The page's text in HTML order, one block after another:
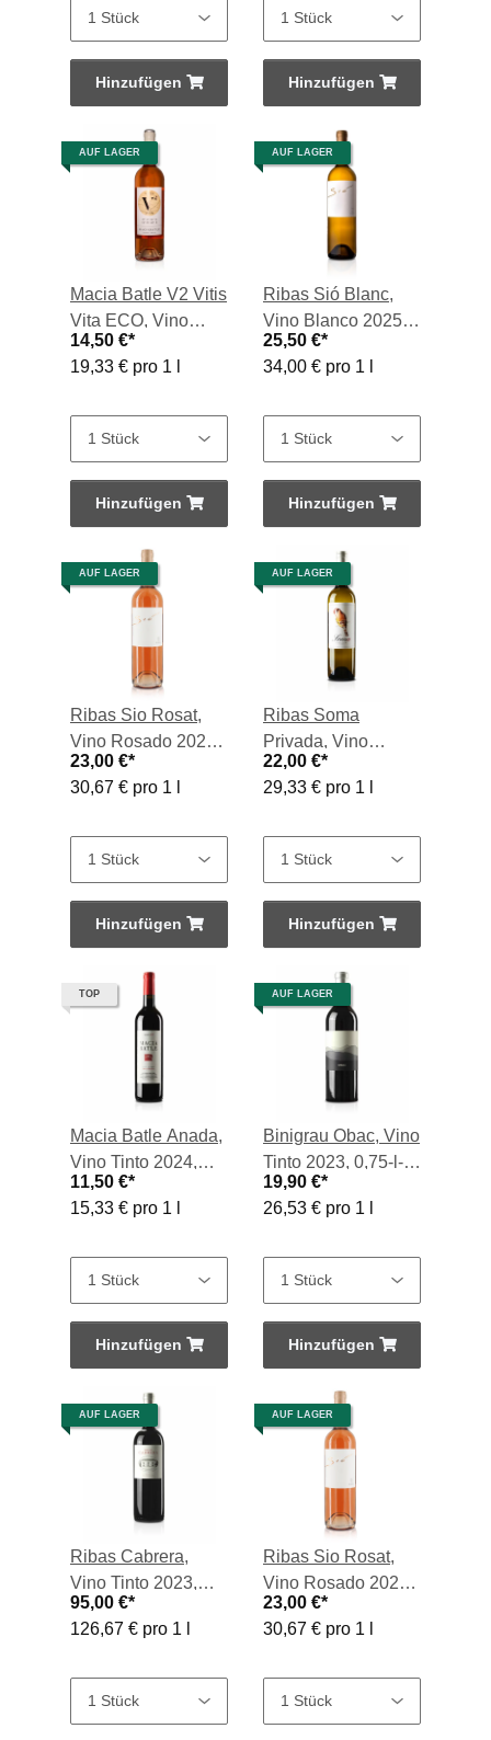
Hinzufügen Hinzufügen
AUF LAGER
Macia Batle V2 Vitis
Vita ECO, Vino
Rosado 2025, 0,75-
l-Flasche
14,50 €*
19,33 € pro 1 l
Hinzufügen
AUF LAGER
Ribas Sió Blanc,
Vino Blanco 2025,
0,75-l-Flasche
25,50 €*
34,00 € pro 1 l
Hinzufügen
AUF LAGER
Ribas Sio Rosat,
Vino Rosado 2025
0,75-l-Flasche
23,00 €*
30,67 € pro 1 l
Hinzufügen
AUF LAGER
Ribas Soma
Privada, Vino
Blanco 2025, 0,75-l-
Flasche
22,00 €*
29,33 € pro 1 l
Hinzufügen
TOP
Macia Batle Anada,
Vino Tinto 2024,
0,75-l-Flasche
11,50 €*
15,33 € pro 1 l
Hinzufügen
AUF LAGER
Binigrau Obac, Vino
Tinto 2023, 0,75-l-
Flasche
19,90 €*
26,53 € pro 1 l
Hinzufügen
AUF LAGER
Ribas Cabrera,
Vino Tinto 2023,
0,75-l-Flasche
95,00 €*
126,67 € pro 1 l
AUF LAGER
Ribas Sio Rosat,
Vino Rosado 2024
0,75-l-Flasche
23,00 €*
30,67 € pro 1 l